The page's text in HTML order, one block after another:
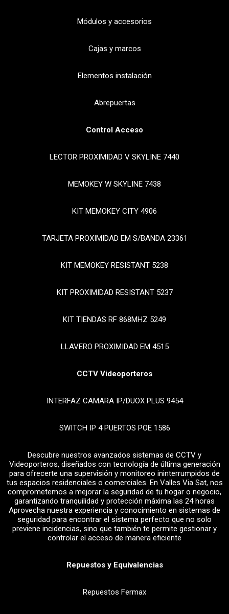
Módulos y accesorios
Cajas y marcos
Elementos instalación
Abrepuertas
Control Acceso
LECTOR PROXIMIDAD V SKYLINE 7440
MEMOKEY W SKYLINE 7438
KIT MEMOKEY CITY 4906
TARJETA PROXIMIDAD EM S/BANDA 23361
KIT MEMOKEY RESISTANT 5238
KIT PROXIMIDAD RESISTANT 5237
KIT TIENDAS RF 868MHZ 5249
LLAVERO PROXIMIDAD EM 4515
CCTV Videoporteros
INTERFAZ CAMARA IP/DUOX PLUS 9454
SWITCH IP 4 PUERTOS POE 1586
Descubre nuestros avanzados sistemas de CCTV y
Videoporteros, diseñados con tecnología de última generación
para ofrecerte una supervisión y monitoreo ininterrumpidos de
tus espacios residenciales o comerciales. En Valles Via Sat, nos
comprometemos a mejorar la seguridad de tu hogar o negocio,
garantizando tranquilidad y protección máxima las 24 horas
Aprovecha nuestra experiencia y conocimiento en sistemas de
seguridad para encontrar el sistema perfecto que no solo
previene incidencias, sino que también te permite gestionar y
controlar el acceso de manera eficiente
Repuestos y Equivalencias
Repuestos Fermax